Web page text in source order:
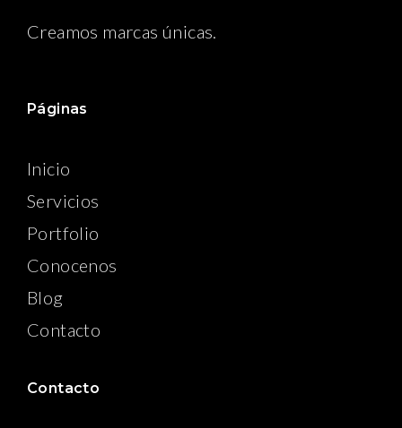
Creamos marcas únicas.
Páginas
Inicio
Servicios
Portfolio
Conocenos
Blog
Contacto
Contacto